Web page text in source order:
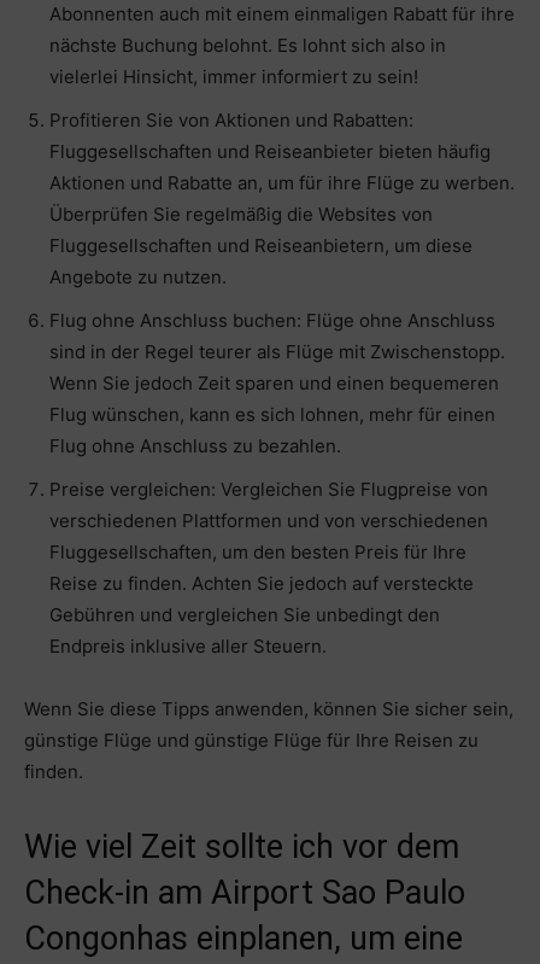
Abonnenten auch mit einem einmaligen Rabatt für ihre
nächste Buchung belohnt. Es lohnt sich also in
vielerlei Hinsicht, immer informiert zu sein!
Profitieren Sie von Aktionen und Rabatten:
Fluggesellschaften und Reiseanbieter bieten häufig
Aktionen und Rabatte an, um für ihre Flüge zu werben.
Überprüfen Sie regelmäßig die Websites von
Fluggesellschaften und Reiseanbietern, um diese
Angebote zu nutzen.
Flug ohne Anschluss buchen: Flüge ohne Anschluss
sind in der Regel teurer als Flüge mit Zwischenstopp.
Wenn Sie jedoch Zeit sparen und einen bequemeren
Flug wünschen, kann es sich lohnen, mehr für einen
Flug ohne Anschluss zu bezahlen.
Preise vergleichen: Vergleichen Sie Flugpreise von
verschiedenen Plattformen und von verschiedenen
Fluggesellschaften, um den besten Preis für Ihre
Reise zu finden. Achten Sie jedoch auf versteckte
Gebühren und vergleichen Sie unbedingt den
Endpreis inklusive aller Steuern.
Wenn Sie diese Tipps anwenden, können Sie sicher sein,
günstige Flüge und günstige Flüge für Ihre Reisen zu
finden.
Wie viel Zeit sollte ich vor dem
Check-in am Airport Sao Paulo
Congonhas einplanen, um eine